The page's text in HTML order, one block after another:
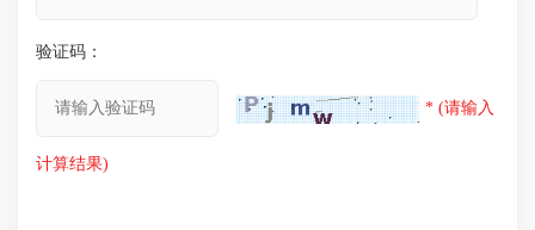
验证码：
* (请输入
计算结果)